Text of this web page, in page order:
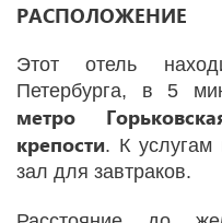
РАСПОЛОЖЕНИЕ
Этот отель
Петербурга, в 5
метро
крепости. К услугам
зал для завтраков.